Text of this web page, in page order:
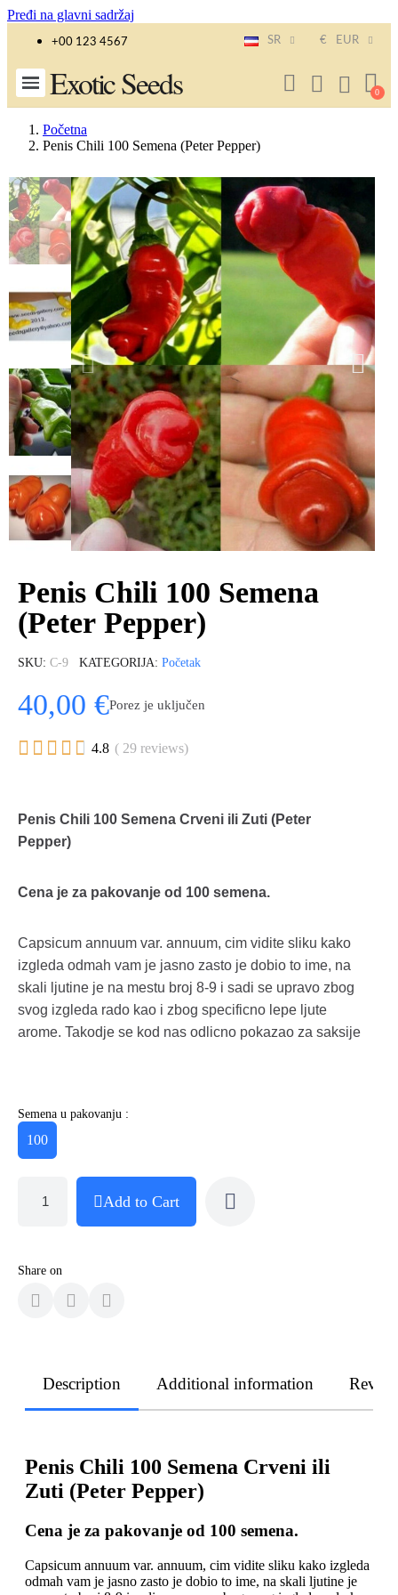
Pređi na glavni sadržaj
+00 123 4567 SR € EUR
Exotic Seeds
Početna
Penis Chili 100 Semena (Peter Pepper)
Penis Chili 100 Semena
(Peter Pepper)
SKU C-9 KATEGORIJA Početak
40,00 €Porez je uključen
     4.8 ( 29 reviews)
Penis Chili 100 Semena Crveni ili Zuti (Peter
Pepper)
Cena je za pakovanje od 100 semena.
Capsicum annuum var. annuum, cim vidite sliku kako
izgleda odmah vam je jasno zasto je dobio to ime, na
skali ljutine je na mestu broj 8-9 i sadi se upravo zbog
svog izgleda rado kao i zbog specificno lepe ljute
arome. Takodje se kod nas odlicno pokazao za saksije
Semena u pakovanju :
100
Add to Cart
Share on
Description Additional information
Penis Chili 100 Semena Crveni ili
Zuti (Peter Pepper)
Cena je za pakovanje od 100 semena.
Capsicum annuum var. annuum, cim vidite sliku kako izgleda
odmah vam je jasno zasto je dobio to ime, na skali ljutine je